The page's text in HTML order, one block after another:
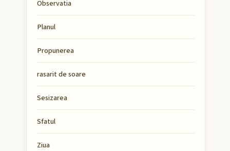
Observatia
Planul
Propunerea
rasarit de soare
Sesizarea
Sfatul
Ziua